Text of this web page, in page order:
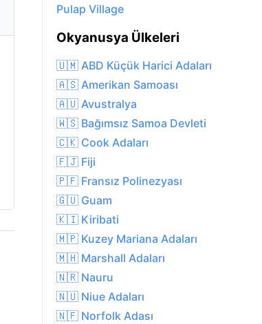
Pulap Village
Okyanusya Ülkeleri
🇺🇲 ABD Küçük Harici Adaları
🇦🇸 Amerikan Samoası
🇦🇺 Avustralya
🇼🇸 Bağımsız Samoa Devleti
🇨🇰 Cook Adaları
🇫🇯 Fiji
🇵🇫 Fransız Polinezyası
🇬🇺 Guam
🇰🇮 Kiribati
🇲🇵 Kuzey Mariana Adaları
🇲🇭 Marshall Adaları
🇳🇷 Nauru
🇳🇺 Niue Adaları
🇳🇫 Norfolk Adası